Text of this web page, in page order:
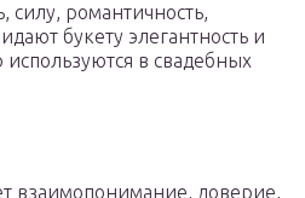
силу, романтичность,
букету элегантность и
в свадебных
взаимопонимание, доверие,